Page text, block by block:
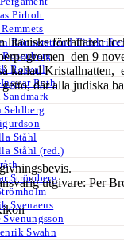
Pirholt
Rönnerstrand
Rosvall
Roth
Sehlberg
Ståhl
Ståhl (red.)
Strömberg
Svenaeus
Svenungsson
Swahn
litauiske författaren
den 9
kallad Kristallnatten,
där alla judiska
utgivare: Per